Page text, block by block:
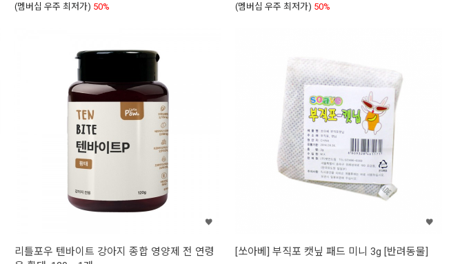
(멤버십 우주 최저가) 50% (멤버십 우주 최저가) 50%
리틀포우 텐바이트 강아지 종합 영양제 전 연령
[쏘아베] 부직포 캣닢 패드 미니 3g [반려동물]